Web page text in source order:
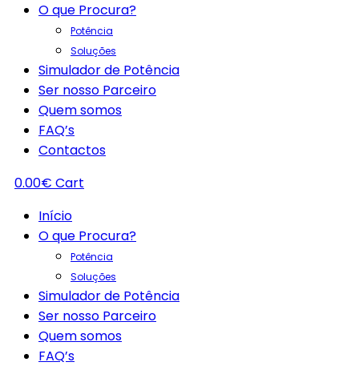
O que Procura?
Potência
Soluções
Simulador de Potência
Ser nosso Parceiro
Quem somos
FAQ’s
Contactos
0.00€ Cart
Início
O que Procura?
Potência
Soluções
Simulador de Potência
Ser nosso Parceiro
Quem somos
FAQ’s